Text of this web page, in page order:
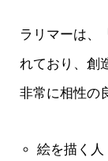
ラリマーは、
れており、創
非常に相性の
絵を描く人